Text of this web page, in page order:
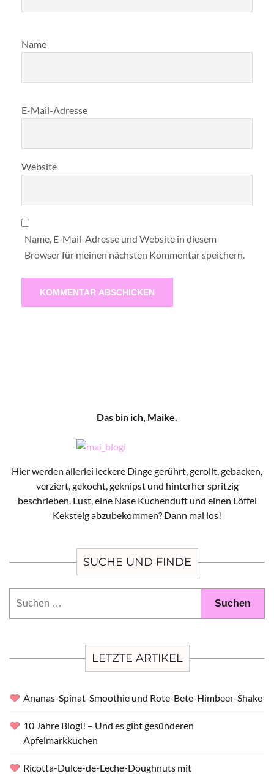
Name
E-Mail-Adresse
Website
Name, E-Mail-Adresse und Website in diesem
Browser für meinen nächsten Kommentar speichern.
Das bin ich, Maike.
Hier werden allerlei leckere Dinge gerührt, gerollt, gebacken,
verziert, gekocht, geknipst und hinterher spritzig
beschrieben. Lust, eine Nase Kuchenduft und einen Löffel
Keksteig abzubekommen? Dann mal los!
SUCHE UND FINDE
LETZTE ARTIKEL
Ananas-Spinat-Smoothie und Rote-Bete-Himbeer-Shake
10 Jahre Blogi! – Und es gibt gesünderen
Apfelmarkkuchen
Ricotta-Dulce-de-Leche-Doughnuts mit